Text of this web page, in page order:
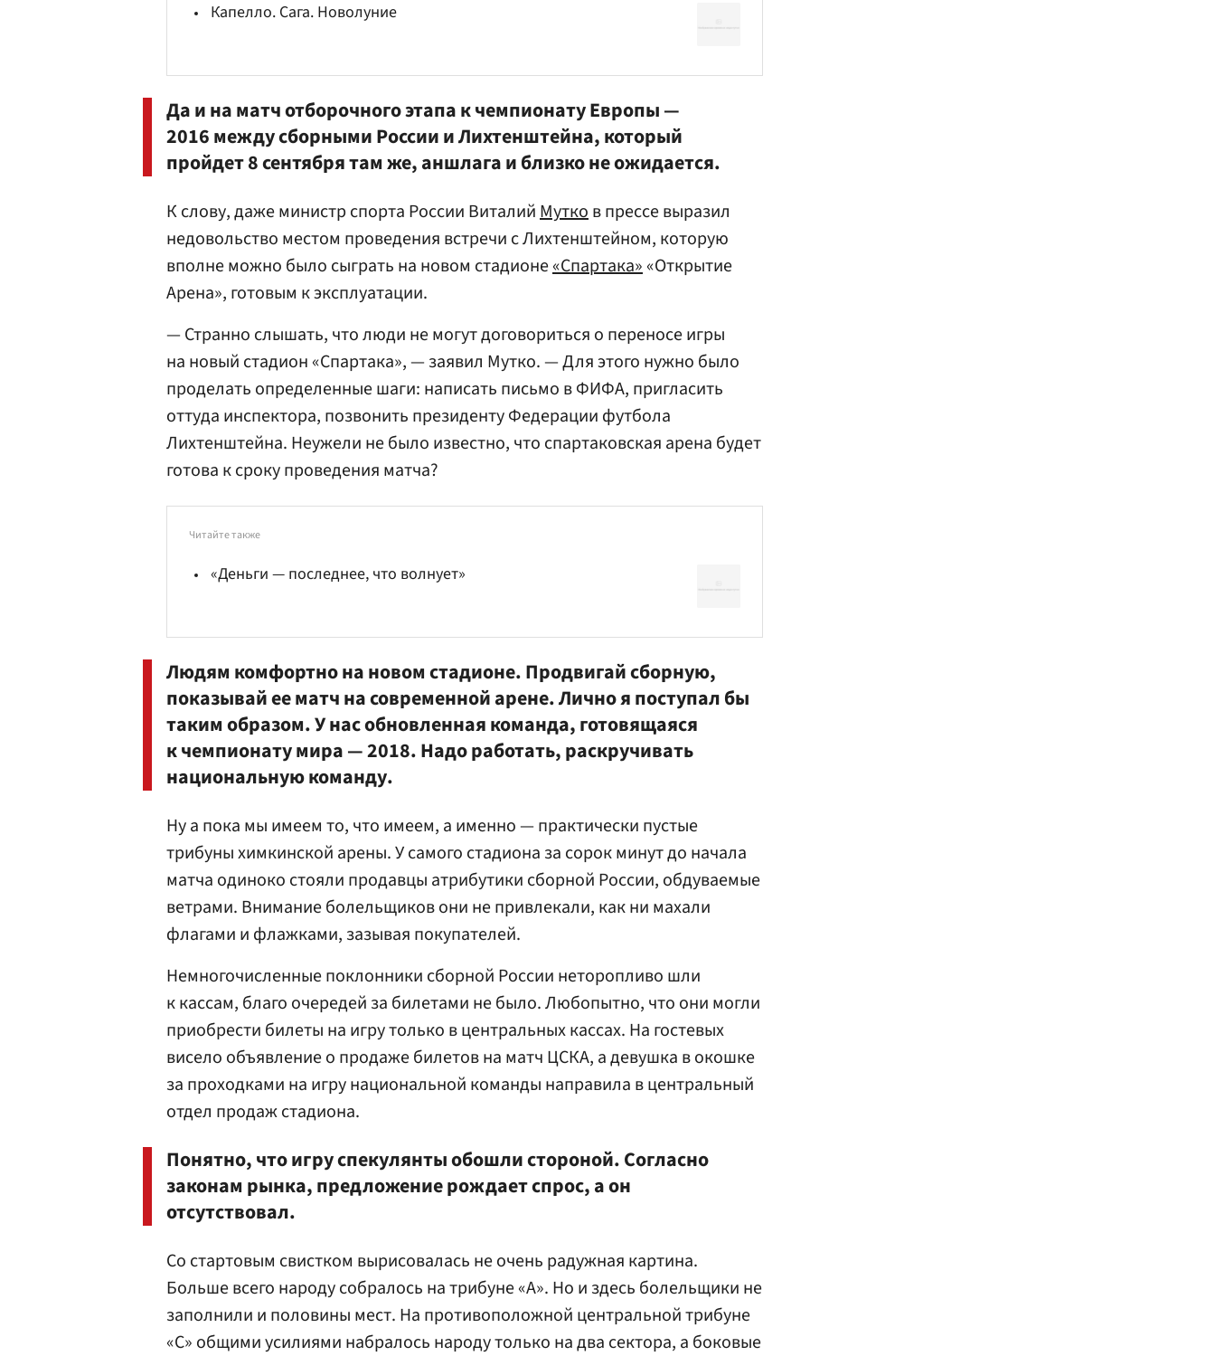
Капелло. Сага. Новолуние
Да и на матч отборочного этапа к чемпионату Европы —
2016 между сборными России и Лихтенштейна, который
пройдет 8 сентября там же, аншлага и близко не ожидается.
К слову, даже министр спорта России ВиталийМутков прессе выразил
недовольство местом проведения встречи с Лихтенштейном, которую
вполне можно было сыграть на новом стадионе«Спартака»«Открытие
Арена», готовым к эксплуатации.
— Странно слышать, что люди не могут договориться о переносе игры
на новый стадион «Спартака», — заявил Мутко. — Для этого нужно было
проделать определенные шаги: написать письмо в ФИФА, пригласить
оттуда инспектора, позвонить президенту Федерации футбола
Лихтенштейна. Неужели не было известно, что спартаковская арена будет
готова к сроку проведения матча?
Читайте также
«Деньги — последнее, что волнует»
Людям комфортно на новом стадионе. Продвигай сборную,
показывай ее матч на современной арене. Лично я поступал бы
таким образом. У нас обновленная команда, готовящаяся
к чемпионату мира — 2018. Надо работать, раскручивать
национальную команду.
Ну а пока мы имеем то, что имеем, а именно — практически пустые
трибуны химкинской арены. У самого стадиона за сорок минут до начала
матча одиноко стояли продавцы атрибутики сборной России, обдуваемые
ветрами. Внимание болельщиков они не привлекали, как ни махали
флагами и флажками, зазывая покупателей.
Немногочисленные поклонники сборной России неторопливо шли
к кассам, благо очередей за билетами не было. Любопытно, что они могли
приобрести билеты на игру только в центральных кассах. На гостевых
висело объявление о продаже билетов на матч ЦСКА, а девушка в окошке
за проходками на игру национальной команды направила в центральный
отдел продаж стадиона.
Понятно, что игру спекулянты обошли стороной. Согласно
законам рынка, предложение рождает спрос, а он
отсутствовал.
Со стартовым свистком вырисовалась не очень радужная картина.
Больше всего народу собралось на трибуне «А». Но и здесь болельщики не
заполнили и половины мест. На противоположной центральной трибуне
«С» общими усилиями набралось народу только на два сектора, а боковые